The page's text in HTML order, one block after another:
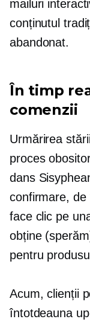
mailuri
conținutul
abandonat.
În timp
comenzii
Urmărirea
proces
dans
confirmare, de
face clic pe
obține
pentru
Acum, clienții
întotdeauna